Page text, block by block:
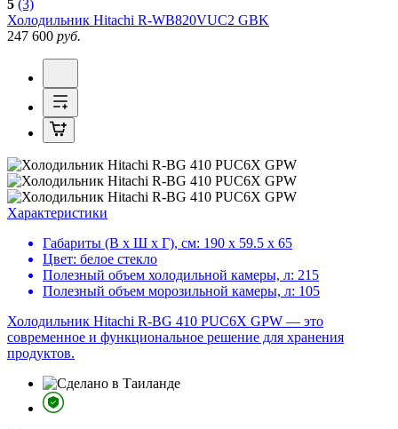
5 (3)
Холодильник Hitachi R-WB820VUC2 GBK
247 600 руб.
Характеристики
Габариты (В х Ш х Г), см: 190 х 59.5 х 65
Цвет: белое стекло
Полезный объем холодильной камеры, л: 215
Полезный объем морозильной камеры, л: 105
Холодильник Hitachi R-BG 410 PUC6X GPW — это
современное и функциональное решение для хранения
продуктов.